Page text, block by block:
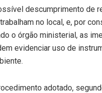
descumprimento de
no local, e, por
o órgão ministerial, as
evidenciar uso de
adotado,